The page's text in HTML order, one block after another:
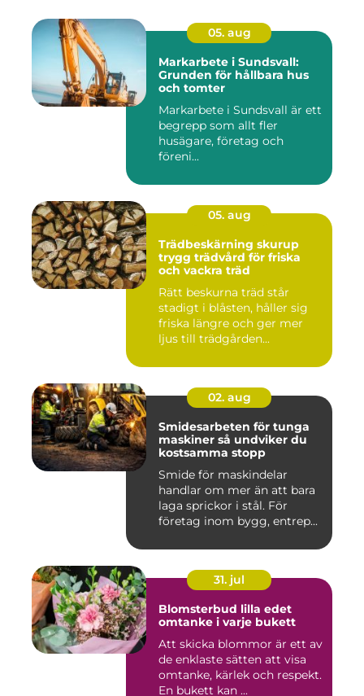
05. aug
Markarbete i Sundsvall:
Grunden för hållbara hus
och tomter
Markarbete i Sundsvall är ett
begrepp som allt fler
husägare, företag och
föreni...
05. aug
Trädbeskärning skurup
trygg trädvård för friska
och vackra träd
Rätt beskurna träd står
stadigt i blåsten, håller sig
friska längre och ger mer
ljus till trädgården...
02. aug
Smidesarbeten för tunga
maskiner så undviker du
kostsamma stopp
Smide för maskindelar
handlar om mer än att bara
laga sprickor i stål. För
företag inom bygg, entrep...
31. jul
Blomsterbud lilla edet
omtanke i varje bukett
Att skicka blommor är ett av
de enklaste sätten att visa
omtanke, kärlek och respekt.
En bukett kan ...